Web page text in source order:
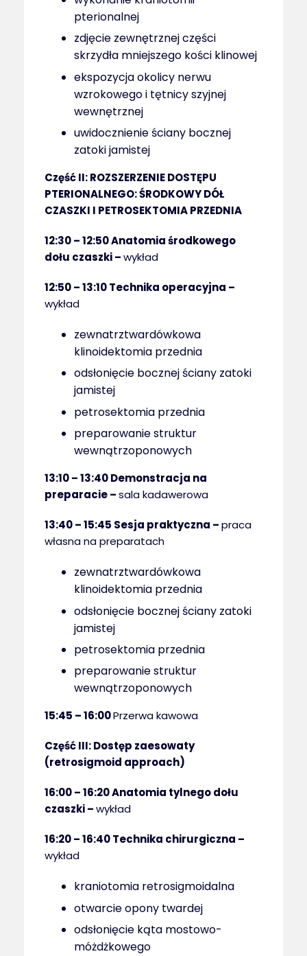
pterionalnej
zdjęcie zewnętrznej części
skrzydła mniejszego kości klinowej
ekspozycja okolicy nerwu
wzrokowego i tętnicy szyjnej
wewnętrznej
uwidocznienie ściany bocznej
zatoki jamistej
Część II: ROZSZERZENIE DOSTĘPU
PTERIONALNEGO: ŚRODKOWY DÓŁ
CZASZKI I PETROSEKTOMIA PRZEDNIA
12:30 – 12:50Anatomia środkowego
dołu czaszki –wykład
12:50 – 13:10Technika operacyjna –
wykład
zewnatrztwardówkowa
klinoidektomia przednia
odsłonięcie bocznej ściany zatoki
jamistej
petrosektomia przednia
preparowanie struktur
wewnątrzoponowych
13:10 – 13:40Demonstracja na
preparacie –sala kadawerowa
13:40 – 15:45 Sesja praktyczna –praca
własna na preparatach
zewnatrztwardówkowa
klinoidektomia przednia
odsłonięcie bocznej ściany zatoki
jamistej
petrosektomia przednia
preparowanie struktur
wewnątrzoponowych
15:45 – 16:00Przerwa kawowa
Część III: Dostęp zaesowaty
(retrosigmoid approach)
16:00 – 16:20Anatomia tylnego dołu
czaszki –wykład
16:20 – 16:40Technika chirurgiczna –
wykład
kraniotomia retrosigmoidalna
otwarcie opony twardej
odsłonięcie kąta mostowo-
móżdżkowego